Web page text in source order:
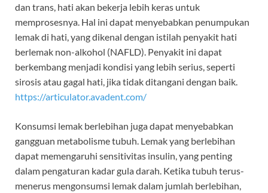
dan trans, hati akan bekerja lebih keras untuk
memprosesnya. Hal ini dapat menyebabkan penumpukan
lemak di hati, yang dikenal dengan istilah penyakit hati
berlemak non-alkohol (NAFLD). Penyakit ini dapat
berkembang menjadi kondisi yang lebih serius, seperti
sirosis atau gagal hati, jika tidak ditangani dengan baik.
https://articulator.avadent.com/
Konsumsi lemak berlebihan juga dapat menyebabkan
gangguan metabolisme tubuh. Lemak yang berlebihan
dapat memengaruhi sensitivitas insulin, yang penting
dalam pengaturan kadar gula darah. Ketika tubuh terus-
menerus mengonsumsi lemak dalam jumlah berlebihan,